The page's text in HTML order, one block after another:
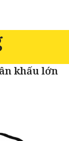
khấu lớn